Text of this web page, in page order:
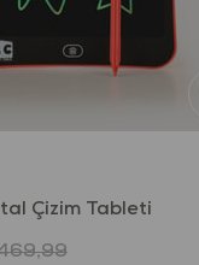
Çizim Tableti